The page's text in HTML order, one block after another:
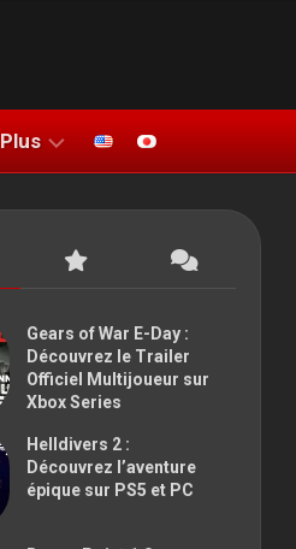
Plus
COSPLAYS
DESSINS
BONS PLANS
Gears of War E-Day :
Découvrez le Trailer
Officiel Multijoueur sur
Xbox Series
Helldivers 2 :
Découvrez l’aventure
épique sur PS5 et PC